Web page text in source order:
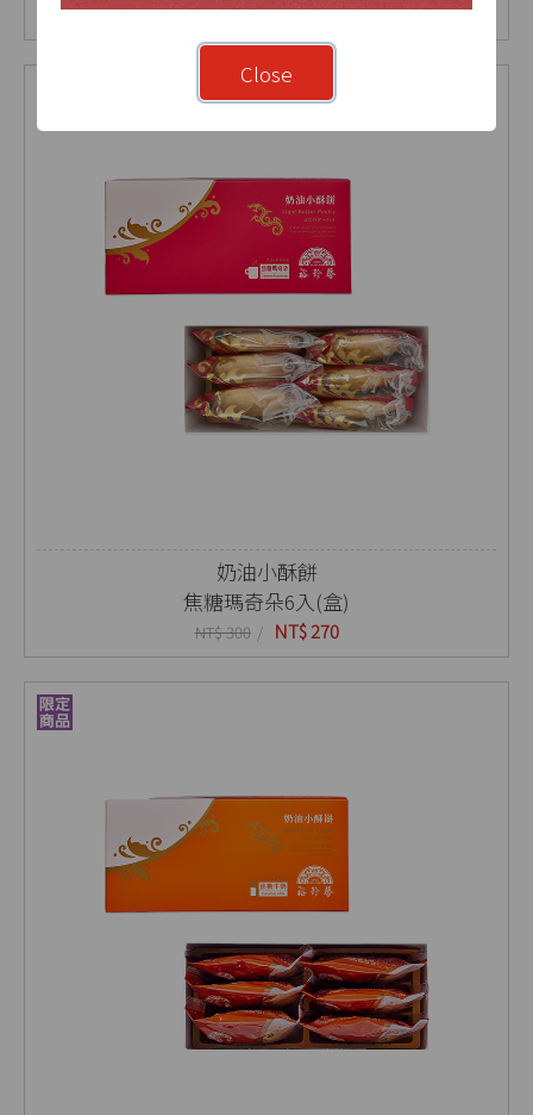
NT$ 280 NT$ 260
奶油小酥餅
焦糖瑪奇朵6入(盒)
NT$ 300 NT$ 270
Close